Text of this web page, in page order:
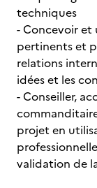
techniques
- Concevoir et
pertinents et
relations
idées et les
- Conseiller,
projet en
validation de